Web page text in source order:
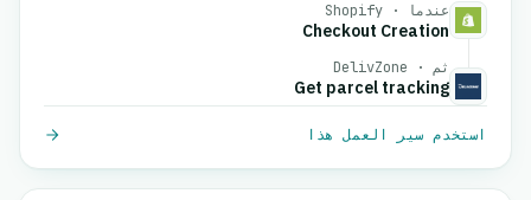
عندما · Shopify
Checkout Creation
ثم · DelivZone
Get parcel tracking
استخدم سير العمل هذا